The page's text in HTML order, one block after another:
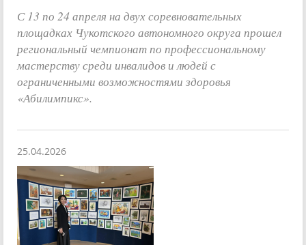
С 13 по 24 апреля на двух соревновательных
площадках Чукотского автономного округа прошел
региональный чемпионат по профессиональному
мастерству среди инвалидов и людей с
ограниченными возможностями здоровья
«Абилимпикс».
25.04.2026